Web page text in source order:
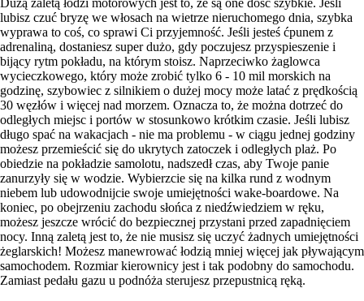
lubisz czuć bryzę we włosach na wietrze nieruchomego dnia, szybka
wyprawa to coś, co sprawi Ci przyjemność. Jeśli jesteś ćpunem z
adrenaliną, dostaniesz super dużo, gdy poczujesz przyspieszenie i
bijący rytm pokładu, na którym stoisz. Naprzeciwko żaglowca
wycieczkowego, który może zrobić tylko 6 - 10 mil morskich na
godzinę, szybowiec z silnikiem o dużej mocy może latać z prędkością
30 węzłów i więcej nad morzem. Oznacza to, że można dotrzeć do
odległych miejsc i portów w stosunkowo krótkim czasie. Jeśli lubisz
długo spać na wakacjach - nie ma problemu - w ciągu jednej godziny
możesz przemieścić się do ukrytych zatoczek i odległych plaż. Po
obiedzie na pokładzie samolotu, nadszedł czas, aby Twoje panie
zanurzyły się w wodzie. Wybierzcie się na kilka rund z wodnym
niebem lub udowodnijcie swoje umiejętności wake-boardowe. Na
koniec, po obejrzeniu zachodu słońca z niedźwiedziem w ręku,
możesz jeszcze wrócić do bezpiecznej przystani przed zapadnięciem
nocy. Inną zaletą jest to, że nie musisz się uczyć żadnych umiejętności
żeglarskich! Możesz manewrować łodzią mniej więcej jak pływającym
samochodem. Rozmiar kierownicy jest i tak podobny do samochodu.
Zamiast pedału gazu u podnóża sterujesz przepustnicą ręką.